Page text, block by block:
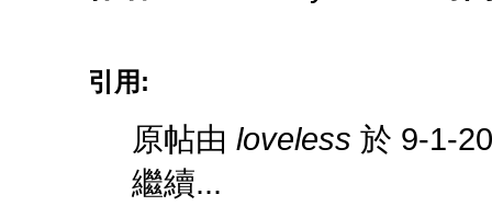
引用:
原帖由 loveless 於 9-1-
繼續...